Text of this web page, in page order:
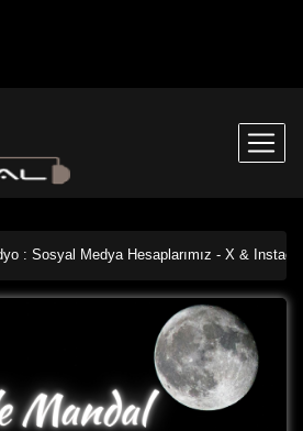
: Sosyal Medya Hesaplarımız - X &